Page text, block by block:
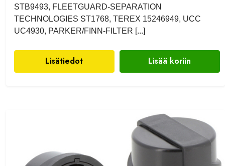
STB9493, FLEETGUARD-SEPARATION
TECHNOLOGIES ST1768, TEREX 15246949, UCC
UC4930, PARKER/FINN-FILTER [...]
Lisätiedot Lisää koriin